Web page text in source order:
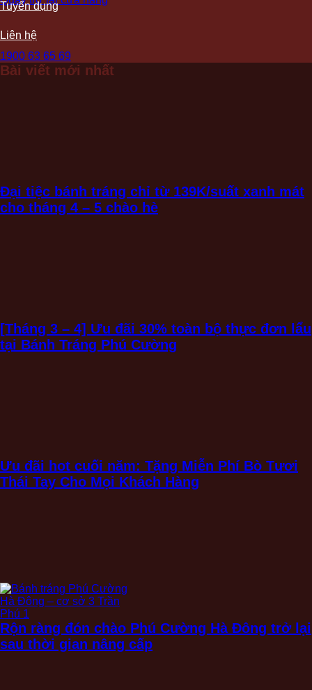
Tuyển dụng
Liên hệ
1900 63 65 69
Bài viết mới nhất
Đại tiệc bánh tráng chỉ từ 139K/suất xanh mát
cho tháng 4 – 5 chào hè
[Tháng 3 – 4] Ưu đãi 30% toàn bộ thực đơn lẩu
tại Bánh Tráng Phú Cường
Ưu đãi hot cuối năm: Tặng Miễn Phí Bò Tươi
Thái Tay Cho Mọi Khách Hàng
Rộn ràng đón chào Phú Cường Hà Đông trở lại
sau thời gian nâng cấp